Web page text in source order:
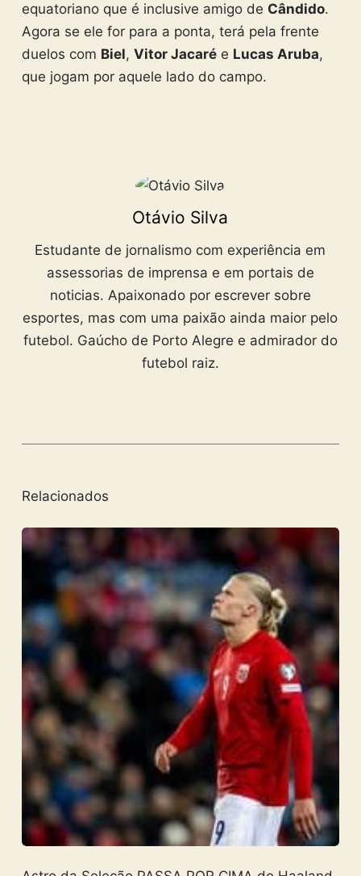
equatoriano que é inclusive amigo de Cândido.
Agora se ele for para a ponta, terá pela frente
duelos com Biel, Vitor Jacarée Lucas Aruba,
que jogam por aquele lado do campo.
Otávio Silva
Estudante de jornalismo com experiência em
assessorias de imprensa e em portais de
noticias. Apaixonado por escrever sobre
esportes, mas com uma paixão ainda maior pelo
futebol. Gaúcho de Porto Alegre e admirador do
futebol raiz.
Relacionados